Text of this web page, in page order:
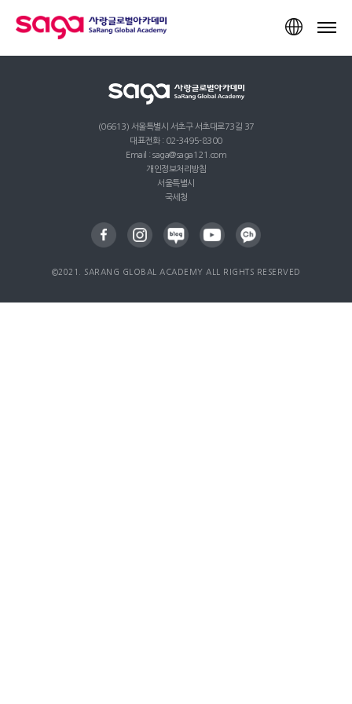
TOP
(06613) 서울특별시 서초구 서초대로73길 37
대표전화 : 02-3495-8300
Email : saga@saga121.com
개인정보처리방침
서울특별시
국세청
©2021. SARANG GLOBAL ACADEMY ALL RIGHTS RESERVED